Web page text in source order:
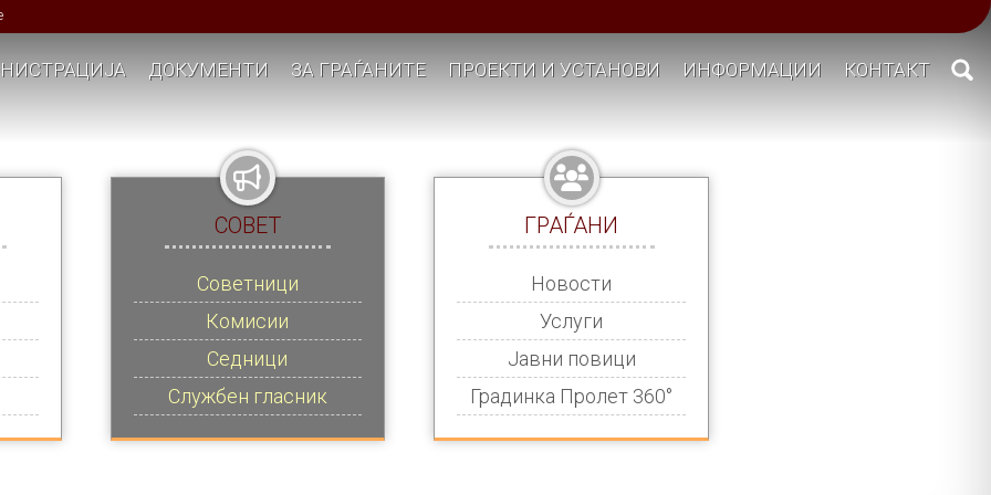
ДОКУМЕНТИ ЗА ГРАЃАНИТЕ ПРОЕКТИ И УСТАНОВИ ИНФОРМАЦИИ КОНТАКТ
СОВЕТ
Советници
Комисии
Седници
Службен гласник
ГРАЃАНИ
Новости
Услуги
Јавни повици
Градинка Пролет 360°